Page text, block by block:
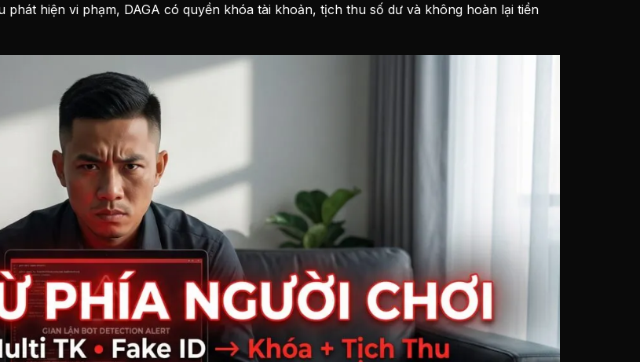
hiện vi phạm, DAGA có quyền khóa tài khoản, tịch thu số dư và không hoàn lại tiền